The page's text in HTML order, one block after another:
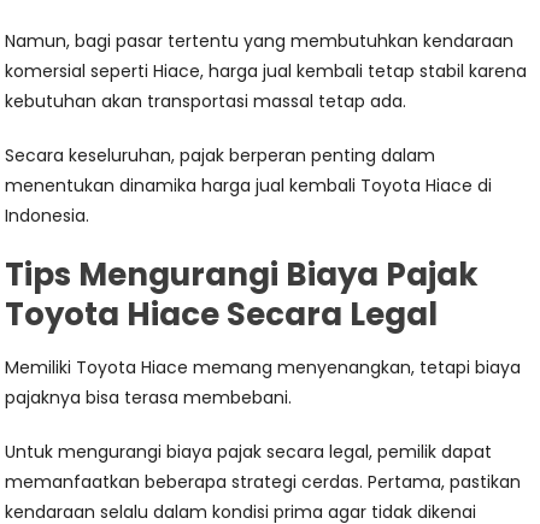
Namun, bagi pasar tertentu yang membutuhkan kendaraan
komersial seperti Hiace, harga jual kembali tetap stabil karena
kebutuhan akan transportasi massal tetap ada.
Secara keseluruhan, pajak berperan penting dalam
menentukan dinamika harga jual kembali Toyota Hiace di
Indonesia.
Tips Mengurangi Biaya Pajak
Toyota Hiace Secara Legal
Memiliki Toyota Hiace memang menyenangkan, tetapi biaya
pajaknya bisa terasa membebani.
Untuk mengurangi biaya pajak secara legal, pemilik dapat
memanfaatkan beberapa strategi cerdas. Pertama, pastikan
kendaraan selalu dalam kondisi prima agar tidak dikenai